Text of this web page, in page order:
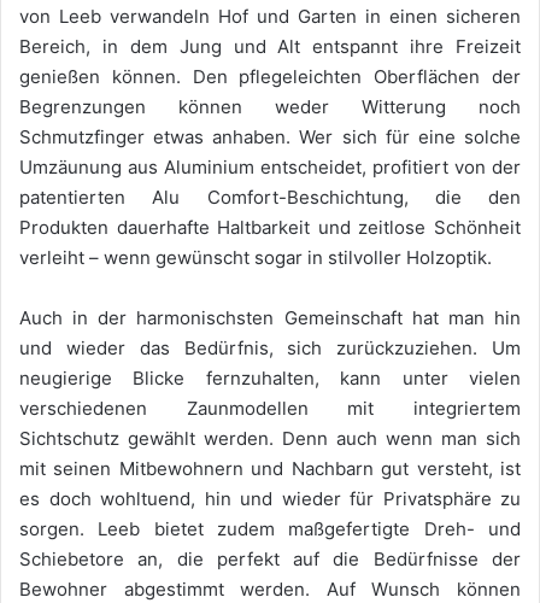
von Leeb verwandeln Hof und Garten in einen sicheren
Bereich, in dem Jung und Alt entspannt ihre Freizeit
genießen können. Den pflegeleichten Oberflächen der
Begrenzungen können weder Witterung noch
Schmutzfinger etwas anhaben. Wer sich für eine solche
Umzäunung aus Aluminium entscheidet, profitiert von der
patentierten Alu Comfort-Beschichtung, die den
Produkten dauerhafte Haltbarkeit und zeitlose Schönheit
verleiht – wenn gewünscht sogar in stilvoller Holzoptik.
Auch in der harmonischsten Gemeinschaft hat man hin
und wieder das Bedürfnis, sich zurückzuziehen. Um
neugierige Blicke fernzuhalten, kann unter vielen
verschiedenen Zaunmodellen mit integriertem
Sichtschutz gewählt werden. Denn auch wenn man sich
mit seinen Mitbewohnern und Nachbarn gut versteht, ist
es doch wohltuend, hin und wieder für Privatsphäre zu
sorgen. Leeb bietet zudem maßgefertigte Dreh- und
Schiebetore an, die perfekt auf die Bedürfnisse der
Bewohner abgestimmt werden. Auf Wunsch können